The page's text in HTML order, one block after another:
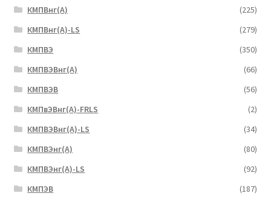
КМПВнг(А)
(225)
КМПВнг(А)-LS
(279)
КМПВЭ
(350)
КМПВЭBнг(А)
(66)
КМПВЭВ
(56)
КМПвЭВнг(А)-FRLS
(2)
КМПВЭВнг(А)-LS
(34)
КМПВЭнг(А)
(80)
КМПВЭнг(А)-LS
(92)
КМПЭВ
(187)